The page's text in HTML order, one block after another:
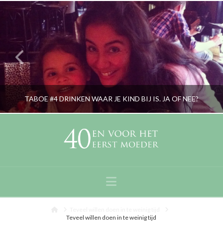
TABOE #4 DRINKEN WAAR JE KIND BIJ IS. JA OF NEE?
RORYBLOKZIJL
Navigation
Teveel willen doen in te weinig tijd